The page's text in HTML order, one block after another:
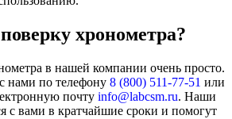
хронометра?
в нашей компании очень просто.
нами по телефону 8 (800) 511-77-51 или
почту info@labcsm.ru. Наши
с вами в кратчайшие сроки и помогут